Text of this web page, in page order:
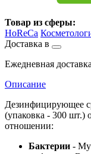
Товар из сферы:
HoReCa
Доставка в
Ежедневная
Описание
Дезинфицирующее
(упаковка - 300 шт.)
отношении:
Бактерии -